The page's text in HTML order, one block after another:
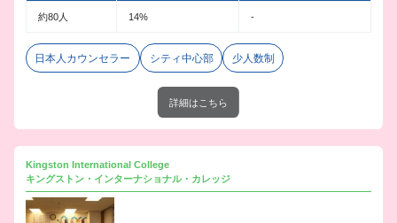
約80人 14% -
日本人カウンセラー シティ中心部 少人数制
詳細はこちら
Kingston International College
キングストン・インターナショナル・カレッジ